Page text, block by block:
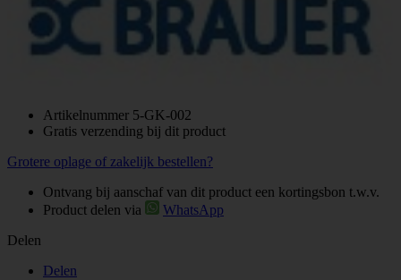
Artikelnummer 5-GK-002
Gratis verzending bij dit product
Grotere oplage of zakelijk bestellen?
Ontvang bij aanschaf van dit product een kortingsbon t.w.v.
Product delen via
WhatsApp
Delen
Delen